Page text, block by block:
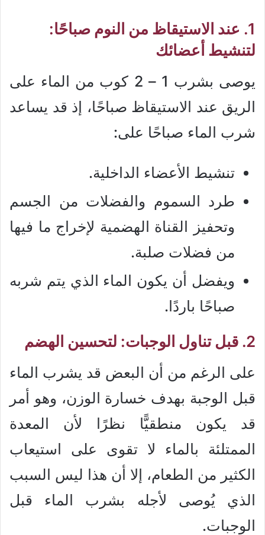
1. عند الاستيقاظ من النوم صباحًا:
لتنشيط أعضائك
يوصى بشرب 1 – 2 كوب من الماء على
الريق عند الاستيقاظ صباحًا، إذ قد يساعد
شرب الماء صباحًا على:
تنشيط الأعضاء الداخلية.
طرد السموم والفضلات من الجسم
وتحفيز القناة الهضمية لإخراج ما فيها
من فضلات صلبة.
ويفضل أن يكون الماء الذي يتم شربه
صباحًا باردًا.
2. قبل تناول الوجبات: لتحسين الهضم
على الرغم من أن البعض قد يشرب الماء
قبل الوجبة بهدف خسارة الوزن، وهو أمر
قد يكون منطقيًّا نظرًا لأن المعدة
الممتلئة بالماء لا تقوى على استيعاب
الكثير من الطعام، إلا أن هذا ليس السبب
الذي يُوصى لأجله بشرب الماء قبل
الوجبات.